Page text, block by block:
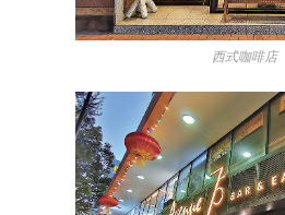
西式咖啡店